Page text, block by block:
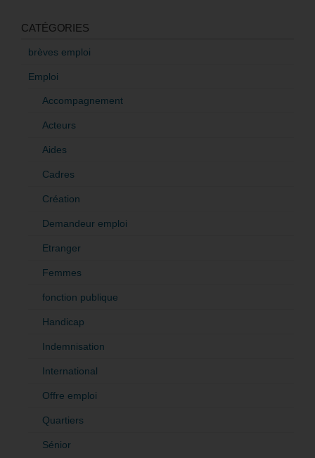
CATÉGORIES
brèves emploi
Emploi
Accompagnement
Acteurs
Aides
Cadres
Création
Demandeur emploi
Etranger
Femmes
fonction publique
Handicap
Indemnisation
International
Offre emploi
Quartiers
Sénior